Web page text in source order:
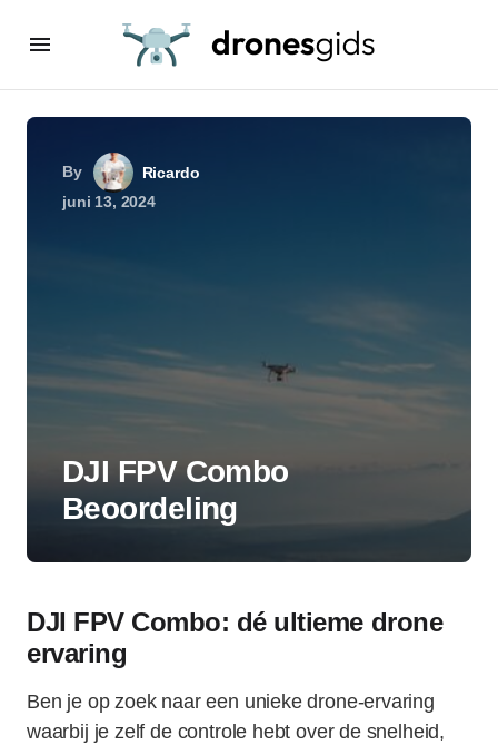
By
Ricardo
juni 13, 2024
DJI FPV Combo
Beoordeling
DJI FPV Combo: dé ultieme drone
ervaring
Ben je op zoek naar een unieke drone-ervaring
waarbij je zelf de controle hebt over de snelheid,